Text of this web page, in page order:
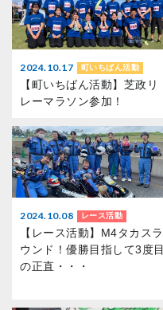
2024.10.17 町いちばん活動
【町いちばん活動】芝政リ
レーマラソン参加！
2024.10.08 レース活動
【レース活動】M4タカスラ
ウンド！優勝目指して3度目
の正直・・・